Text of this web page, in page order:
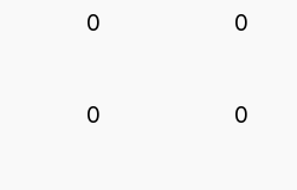
0 0
0 0